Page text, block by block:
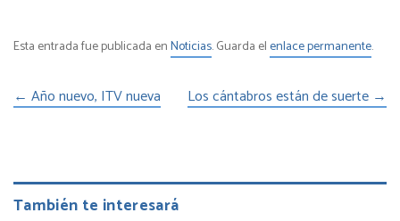
Esta entrada fue publicada enNoticias. Guarda elenlace permanente.
← Año nuevo, ITV nueva Los cántabros están de suerte →
También te interesará